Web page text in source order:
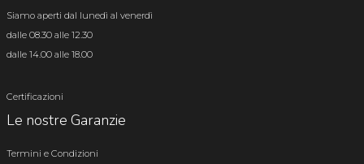
Siamo aperti dal lunedì al venerdì
dalle 08.30 alle 12.30
dalle 14.00 alle 18.00
Certificazioni
Le nostre Garanzie
Termini e Condizioni